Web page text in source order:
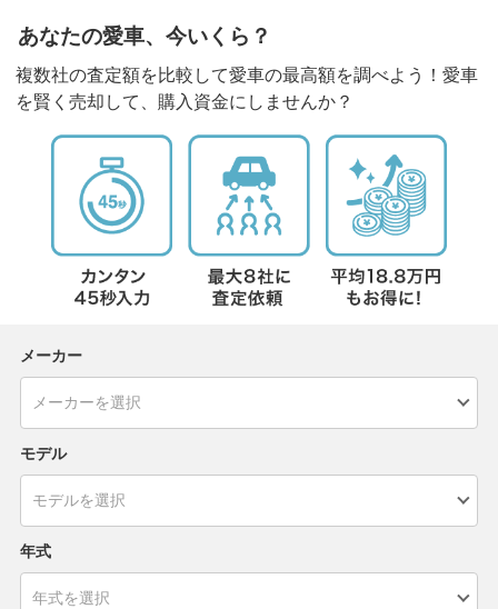
あなたの愛車、今いくら？
複数社の査定額を比較して愛車の最高額を調べよう！愛車
を賢く売却して、購入資金にしませんか？
メーカー
モデル
年式